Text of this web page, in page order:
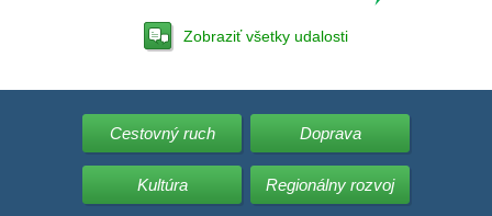
Zobraziť všetky udalosti
Cestovný ruch Doprava
Kultúra Regionálny rozvoj